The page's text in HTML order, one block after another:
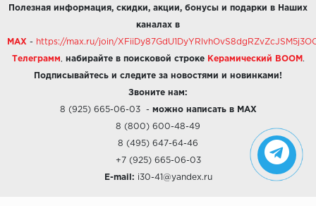
Полезная информация, скидки, акции, бонусы и подарки в Наших
каналах в
MAX - https://max.ru/join/
Телеграмм набирайте в поисковой строке Керамический BOOM .
Подписывайтесь и следите за новостями и новинками!
Звоните нам:
8 (925) 665-06-03- можно написать в MAX
8 (800) 600-48-49
8 (495) 647-64-46
+7 (925) 665-06-03
E-mail: i30-41@yandex.ru